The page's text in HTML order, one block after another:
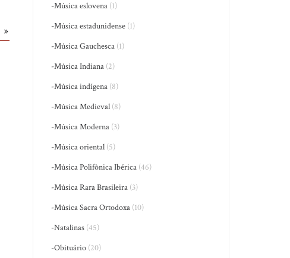
-Música eslovena (1)
-Música estadunidense (1)
-Música Gauchesca (1)
-Música Indiana (2)
-Música indígena (8)
-Música Medieval (8)
-Música Moderna (3)
-Música oriental (5)
-Música Polifônica Ibérica (46)
-Música Rara Brasileira (3)
-Música Sacra Ortodoxa (10)
-Natalinas (45)
-Obituário (20)